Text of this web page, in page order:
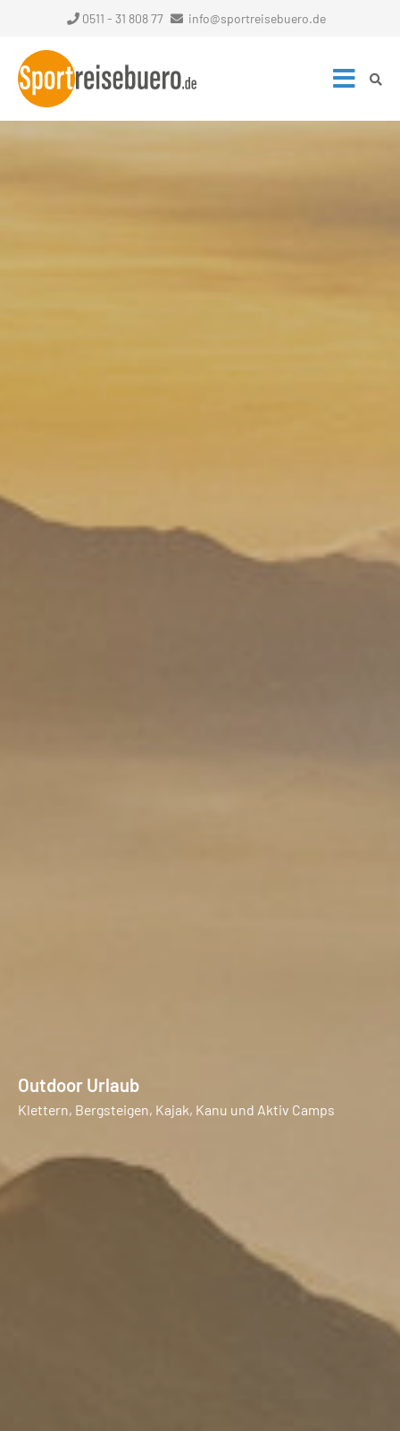
0511 - 31 808 77 info@sportreisebuero.de
Outdoor Urlaub
Klettern, Bergsteigen, Kajak, Kanu und Aktiv Camps